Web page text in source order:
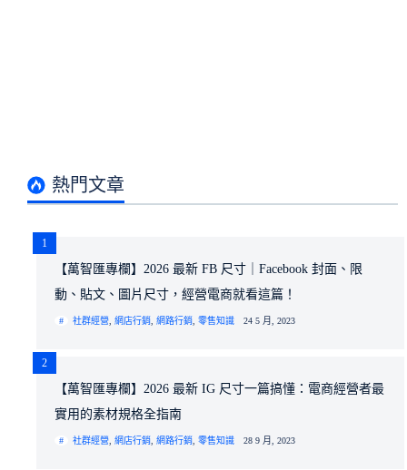
熱門文章
1
【萬智匯專欄】2026 最新 FB 尺寸｜Facebook 封面、限
動、貼文、圖片尺寸，經營電商就看這篇！
社群經營 網店行銷 網路行銷 零售知識 24 5 月, 2023
2
【萬智匯專欄】2026 最新 IG 尺寸一篇搞懂：電商經營者最
實用的素材規格全指南
社群經營 網店行銷 網路行銷 零售知識 28 9 月, 2023